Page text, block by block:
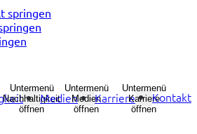
springen
Untermenü
Nachhaltigkeit
öffnen
Medien
Untermenü
Medien
öffnen
Karriere
Untermenü
Karriere
öffnen
Kontakt